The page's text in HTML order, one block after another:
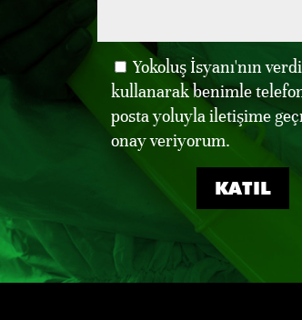
Yokoluş İsyanı'nın
kullanarak benimle
posta yoluyla iletişime
onay veriyorum.
KATIL